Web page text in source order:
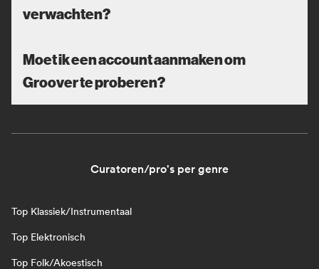
verwachten?
Moet ik een account aanmaken om
Groover te proberen?
Curatoren/pro's per genre
Top Klassiek/Instrumentaal
Top Elektronisch
Top Folk/Akoestisch